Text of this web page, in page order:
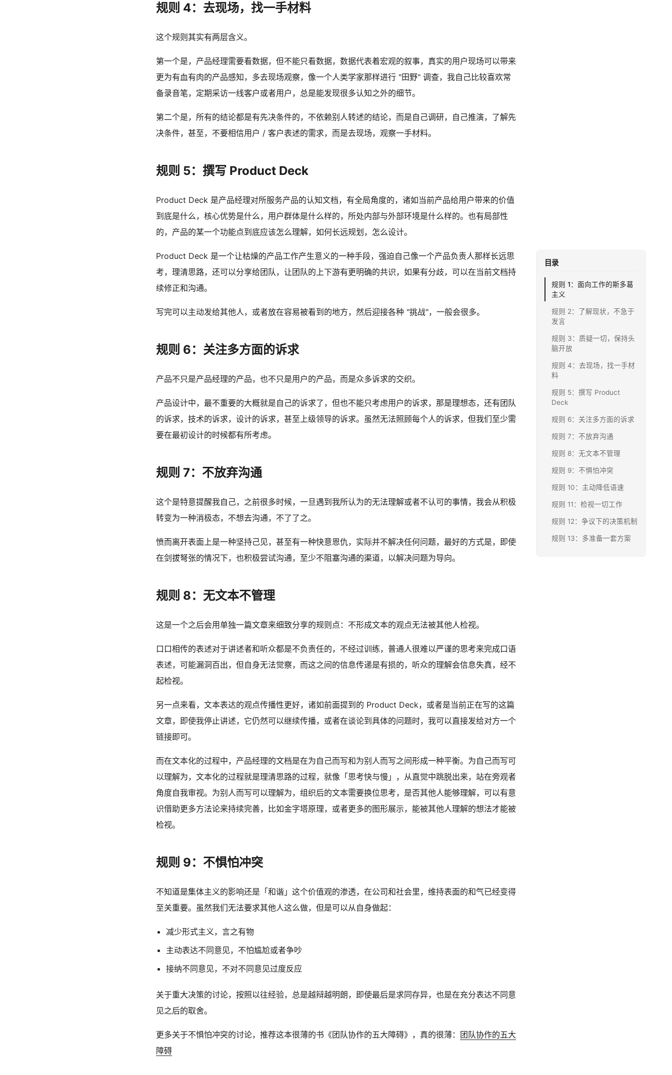
规则 4：去现场，找一手材料
这个规则其实有两层含义。
第一个是，产品经理需要看数据，但不能只看数据，数据代表着宏观的叙事，真实的用户现场可以带来
更为有血有肉的产品感知，多去现场观察，像一个人类学家那样进行 "田野" 调查，我自己比较喜欢常
备录音笔，定期采访一线客户或者用户，总是能发现很多认知之外的细节。
第二个是，所有的结论都是有先决条件的，不依赖别人转述的结论，而是自己调研，自己推演，了解先
决条件，甚至，不要相信用户 / 客户表述的需求，而是去现场，观察一手材料。
规则 5：撰写 Product Deck
Product Deck 是产品经理对所服务产品的认知文档，有全局角度的，诸如当前产品给用户带来的价值
到底是什么，核心优势是什么，用户群体是什么样的，所处内部与外部环境是什么样的。也有局部性
的，产品的某一个功能点到底应该怎么理解，如何长远规划，怎么设计。
Product Deck 是一个让枯燥的产品工作产生意义的一种手段，强迫自己像一个产品负责人那样长远思
考，理清思路，还可以分享给团队，让团队的上下游有更明确的共识，如果有分歧，可以在当前文档持
续修正和沟通。
写完可以主动发给其他人，或者放在容易被看到的地方，然后迎接各种 "挑战"，一般会很多。
规则 6：关注多方面的诉求
产品不只是产品经理的产品，也不只是用户的产品，而是众多诉求的交织。
产品设计中，最不重要的大概就是自己的诉求了，但也不能只考虑用户的诉求，那是理想态，还有团队
的诉求，技术的诉求，设计的诉求，甚至上级领导的诉求。虽然无法照顾每个人的诉求，但我们至少需
要在最初设计的时候都有所考虑。
规则 7：不放弃沟通
这个是特意提醒我自己，之前很多时候，一旦遇到我所认为的无法理解或者不认可的事情，我会从积极
转变为一种消极态，不想去沟通，不了了之。
愤而离开表面上是一种坚持己见，甚至有一种快意恩仇，实际并不解决任何问题，最好的方式是，即使
在剑拔弩张的情况下，也积极尝试沟通，至少不阻塞沟通的渠道，以解决问题为导向。
规则 8：无文本不管理
这是一个之后会用单独一篇文章来细致分享的规则点：不形成文本的观点无法被其他人检视。
口口相传的表述对于讲述者和听众都是不负责任的，不经过训练，普通人很难以严谨的思考来完成口语
表述，可能漏洞百出，但自身无法觉察，而这之间的信息传递是有损的，听众的理解会信息失真，经不
起检视。
另一点来看，文本表达的观点传播性更好，诸如前面提到的 Product Deck，或者是当前正在写的这篇
文章，即使我停止讲述，它仍然可以继续传播，或者在谈论到具体的问题时，我可以直接发给对方一个
链接即可。
而在文本化的过程中，产品经理的文档是在为自己而写和为别人而写之间形成一种平衡。为自己而写可
以理解为，文本化的过程就是理清思路的过程，就像「思考快与慢」，从直觉中跳脱出来，站在旁观者
角度自我审视。为别人而写可以理解为，组织后的文本需要换位思考，是否其他人能够理解，可以有意
识借助更多方法论来持续完善，比如金字塔原理，或者更多的图形展示，能被其他人理解的想法才能被
检视。
规则 9：不惧怕冲突
不知道是集体主义的影响还是「和谐」这个价值观的渗透，在公司和社会里，维持表面的和气已经变得
至关重要。虽然我们无法要求其他人这么做，但是可以从自身做起：
减少形式主义，言之有物
主动表达不同意见，不怕尴尬或者争吵
接纳不同意见，不对不同意见过度反应
关于重大决策的讨论，按照以往经验，总是越辩越明朗，即使最后是求同存异，也是在充分表达不同意
见之后的取舍。
更多关于不惧怕冲突的讨论，推荐这本很薄的书《团队协作的五大障碍》，真的很薄： 团队协作的五大
障碍
目录
规则 1：面向工作的斯多葛
主义
规则 2：了解现状，不急于
发言
规则 3：质疑一切，保持头
脑开放
规则 4：去现场，找一手材
料
规则 5：撰写 Product
Deck
规则 6：关注多方面的诉求
规则 7：不放弃沟通
规则 8：无文本不管理
规则 9：不惧怕冲突
规则 10：主动降低语速
规则 11：检视一切工作
规则 12：争议下的决策机制
规则 13：多准备一套方案